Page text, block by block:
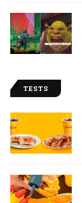
TESTS